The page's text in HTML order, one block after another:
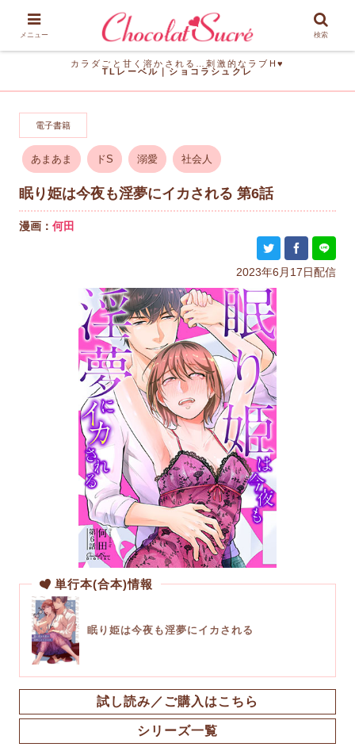
カラダごと甘く溶かされる…刺激的なラブH♥
TLレーベル｜ショコラシュクレ
電子書籍
あまあま ドS 溺愛 社会人
眠り姫は今夜も淫夢にイカされる 第6話
漫画： 何田
2023年6月17日配信
単行本(合本)情報
眠り姫は今夜も淫夢にイカされる
試し読み／ご購入はこちら
シリーズ一覧
メニュー 検索